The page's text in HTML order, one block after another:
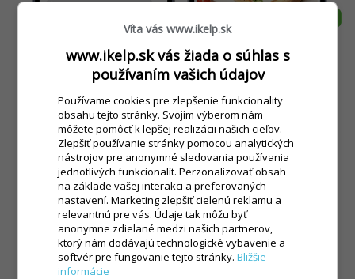
Víta vás www.ikelp.sk
www.ikelp.sk vás žiada o súhlas s
používaním vašich údajov
Používame cookies pre zlepšenie funkcionality
obsahu tejto stránky. Svojím výberom nám
môžete pomôcť k lepšej realizácii našich cieľov.
Zlepšiť používanie stránky pomocou analytických
nástrojov pre anonymné sledovania používania
jednotlivých funkcionalít. Perzonalizovať obsah
na základe vašej interakci a preferovaných
nastavení. Marketing zlepšiť cielenú reklamu a
relevantnú pre vás. Údaje tak môžu byť
anonymne zdielané medzi našich partnerov,
ktorý nám dodávajú technologické vybavenie a
softvér pre fungovanie tejto stránky.Bližšie
informácie